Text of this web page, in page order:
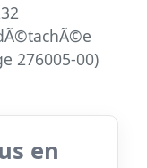
276005-00)
en